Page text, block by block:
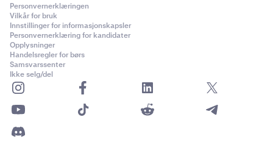
Personvernerklæringen
Vilkår for bruk
Innstillinger for informasjonskapsler
Personvernerklæring for kandidater
Opplysninger
Handelsregler for børs
Samsvarssenter
Ikke selg/del